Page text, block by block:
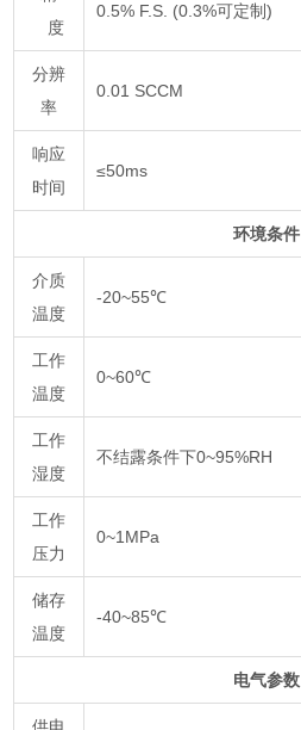
度
0.5% F.S. (0.3%可定制)
分辨
率
0.01 SCCM
响应
时间
≤50ms
环境条件
介质
温度
-20~55℃
工作
温度
0~60℃
工作
湿度
不结露条件下0~95%RH
工作
压力
0~1MPa
储存
温度
-40~85℃
电气参数